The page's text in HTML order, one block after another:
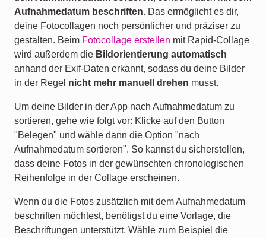
Aufnahmedatum beschriften. Das ermöglicht es dir,
deine Fotocollagen noch persönlicher und präziser zu
gestalten. Beim Fotocollage erstellen mit Rapid-Collage
wird außerdem die Bildorientierung automatisch
anhand der Exif-Daten erkannt, sodass du deine Bilder
in der Regel nicht mehr manuell drehen musst.
Um deine Bilder in der App nach Aufnahmedatum zu
sortieren, gehe wie folgt vor: Klicke auf den Button
"Belegen" und wähle dann die Option "nach
Aufnahmedatum sortieren". So kannst du sicherstellen,
dass deine Fotos in der gewünschten chronologischen
Reihenfolge in der Collage erscheinen.
Wenn du die Fotos zusätzlich mit dem Aufnahmedatum
beschriften möchtest, benötigst du eine Vorlage, die
Beschriftungen unterstützt. Wähle zum Beispiel die